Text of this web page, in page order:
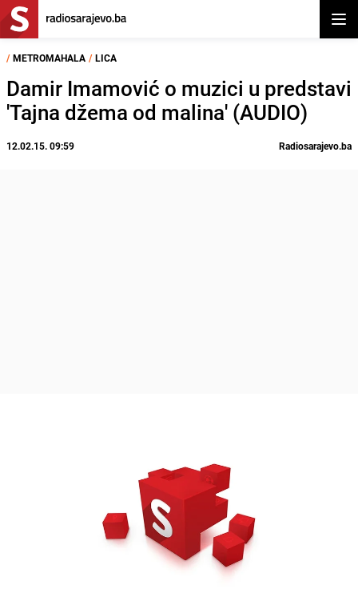
/ METROMAHALA / LICA
Damir Imamović o muzici u predstavi
'Tajna džema od malina' (AUDIO)
12.02.15. 09:59 Radiosarajevo.ba